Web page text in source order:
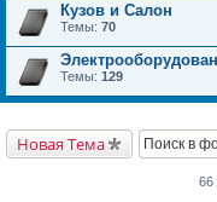
Кузов и Салон
Темы: 70
Темы: 129
Новая Тема
66